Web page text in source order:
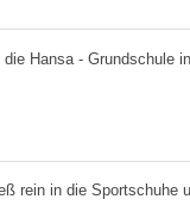
Hansa - Grundschule
rein in die Sportschuhe